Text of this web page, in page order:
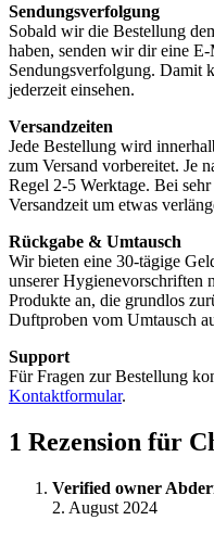
Sendungsverfolgung
Sobald wir die Bestellung
haben, senden wir dir eine
Sendungsverfolgung. Damit
jederzeit einsehen.
Versandzeiten
Jede Bestellung wird
zum Versand vorbereitet. Je
Regel 2-5 Werktage. Bei
Versandzeit um etwas
Rückgabe & Umtausch
Wir bieten eine 30-tägige
unserer Hygienevorschriften
Produkte an, die grundlos
Duftproben vom Umtausch
Support
Für Fragen zur Bestellung
Kontaktformular.
1 Rezension für
Verified owner
2. August 2024